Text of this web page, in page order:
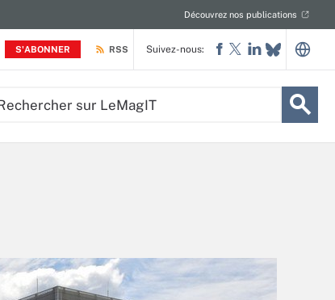
S'ABONNER
Découvrez nos publications
RSS Suivez-nous: